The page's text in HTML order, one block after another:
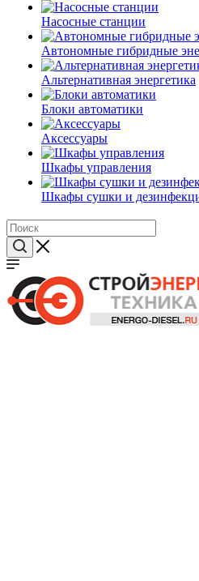
Насосные станции
Автономные гибридные
Альтернативная энергетика
Блоки автоматики
Аксессуары
Шкафы управления
Шкафы сушки и